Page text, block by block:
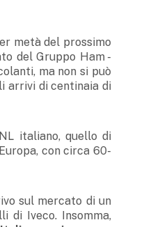
metà del prossimo
del Gruppo Ham -
ma non si può
arrivi di centinaia di
italiano, quello di
con circa 60-
sul mercato di un
di Iveco. Insomma,